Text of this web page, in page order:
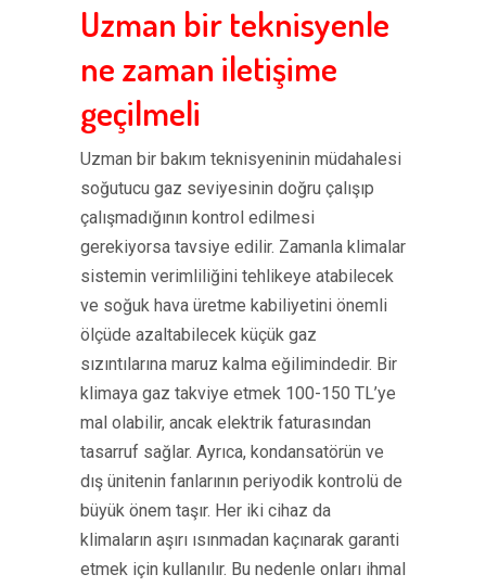
Uzman bir teknisyenle
ne zaman iletişime
geçilmeli
Uzman bir bakım teknisyeninin müdahalesi
soğutucu gaz seviyesinin doğru çalışıp
çalışmadığının kontrol edilmesi
gerekiyorsa tavsiye edilir. Zamanla klimalar
sistemin verimliliğini tehlikeye atabilecek
ve soğuk hava üretme kabiliyetini önemli
ölçüde azaltabilecek küçük gaz
sızıntılarına maruz kalma eğilimindedir. Bir
klimaya gaz takviye etmek 100-150 TL’ye
mal olabilir, ancak elektrik faturasından
tasarruf sağlar. Ayrıca, kondansatörün ve
dış ünitenin fanlarının periyodik kontrolü de
büyük önem taşır. Her iki cihaz da
klimaların aşırı ısınmadan kaçınarak garanti
etmek için kullanılır. Bu nedenle onları ihmal